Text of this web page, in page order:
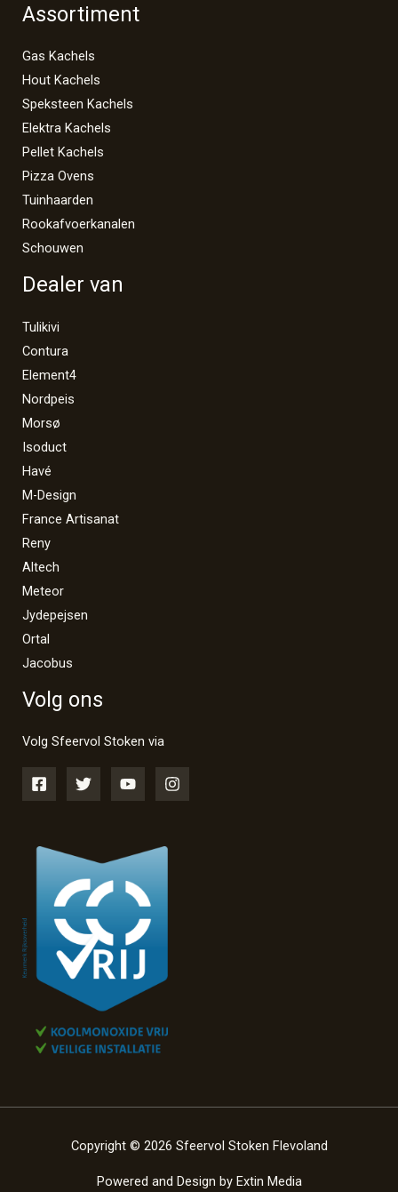
Assortiment
Gas Kachels
Hout Kachels
Speksteen Kachels
Elektra Kachels
Pellet Kachels
Pizza Ovens
Tuinhaarden
Rookafvoerkanalen
Schouwen
Dealer van
Tulikivi
Contura
Element4
Nordpeis
Morsø
Isoduct
Havé
M-Design
France Artisanat
Reny
Altech
Meteor
Jydepejsen
Ortal
Jacobus
Volg ons
Volg Sfeervol Stoken via
Copyright © 2026 Sfeervol Stoken Flevoland
Powered and Design by Extin Media